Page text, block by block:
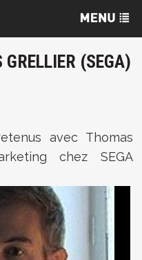
(SEGA)
avec Thomas
chez SEGA